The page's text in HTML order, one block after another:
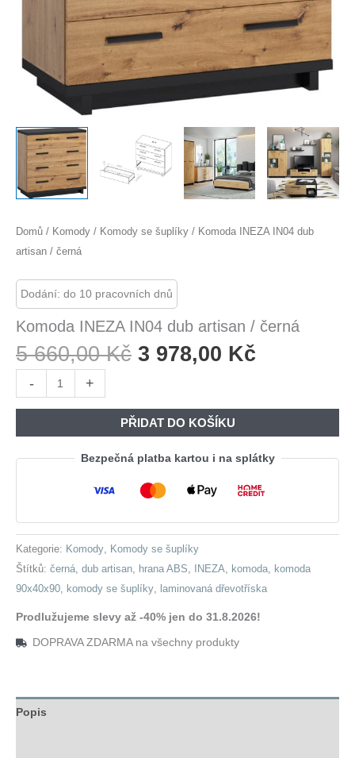
Domů / Komody / Komody se šuplíky / Komoda INEZA IN04 dub
artisan / černá
Dodání: do 10 pracovních dnů
Komoda INEZA IN04 dub artisan / černá
5 660,00Kč Původní
5
660,00 Kč.
3 978,00 Kč
978,00
-
INEZA
dub
artisan
+
PŘIDAT DO KOŠÍKU
Bezpečná platba kartou i na splátky
Kategorie: Komody, Komody se šuplíky
Štítků: černá, dub artisan, hrana ABS, INEZA, komoda, komoda
90x40x90, komody se šuplíky, laminovaná dřevotříska
Prodlužujeme slevy až -40% jen do 31.8.2026!
DOPRAVA ZDARMA na všechny produkty
Popis